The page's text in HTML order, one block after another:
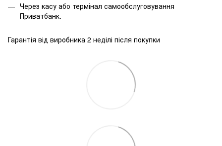
Через касу або термінал самообслуговування
Приватбанк.
Гарантія від виробника 2 неділі після покупки